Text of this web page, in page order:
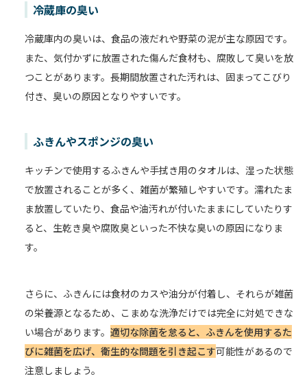
冷蔵庫の臭い
冷蔵庫内の臭いは、食品の液だれや野菜の泥が主な原因です。
また、気付かずに放置された傷んだ食材も、腐敗して臭いを放
つことがあります。長期間放置された汚れは、固まってこびり
付き、臭いの原因となりやすいです。
ふきんやスポンジの臭い
キッチンで使用するふきんや手拭き用のタオルは、湿った状態
で放置されることが多く、雑菌が繁殖しやすいです。濡れたま
ま放置していたり、食品や油汚れが付いたままにしていたりす
ると、生乾き臭や腐敗臭といった不快な臭いの原因になりま
す。
さらに、ふきんには食材のカスや油分が付着し、それらが雑菌
の栄養源となるため、こまめな洗浄だけでは完全に対処できな
い場合があります。 適切な除菌を怠ると、ふきんを使用するた
びに雑菌を広げ、衛生的な問題を引き起こす可能性があるので
注意しましょう。